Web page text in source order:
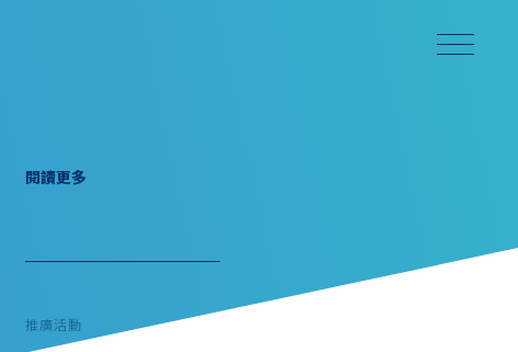
閱讀更多
推廣活動